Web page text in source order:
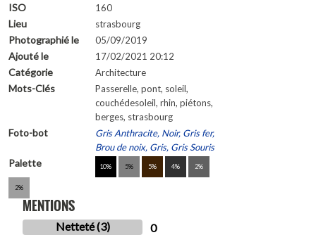
ISO 160
Lieu strasbourg
Photographié le 05/09/2019
Ajouté le 17/02/2021 20:12
Catégorie Architecture
Mots-Clés
Passerelle, pont, soleil,
couchédesoleil, rhin, piétons,
berges, strasbourg
Foto-bot
Gris Anthracite, Noir, Gris fer,
Brou de noix, Gris, Gris Souris
Palette 10% 5% 5% 4% 2%
2%
MENTIONS
Netteté (3)
0